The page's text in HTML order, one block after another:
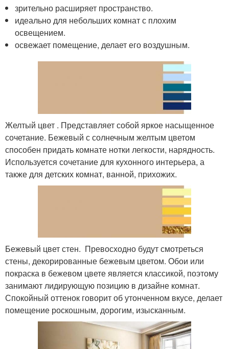
зрительно расширяет пространство.
идеально для небольших комнат с плохим
освещением.
освежает помещение, делает его воздушным.
Желтый цвет . Представляет собой яркое насыщенное
сочетание. Бежевый с солнечным желтым цветом
способен придать комнате нотки легкости, нарядность.
Используется сочетание для кухонного интерьера, а
также для детских комнат, ванной, прихожих.
Бежевый цвет стен. Превосходно будут смотреться
стены, декорированные бежевым цветом. Обои или
покраска в бежевом цвете является классикой, поэтому
занимают лидирующую позицию в дизайне комнат.
Спокойный оттенок говорит об утонченном вкусе, делает
помещение роскошным, дорогим, изысканным.